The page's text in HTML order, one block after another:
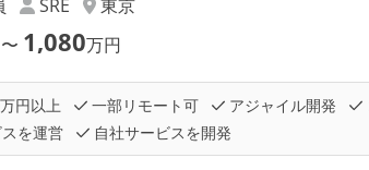
SRE
東京
〜 1,080万円
円以上 一部リモート可 アジャイル開発
を運営
自社サービスを開発